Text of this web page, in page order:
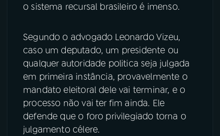
o sistema recursal brasileiro é imenso.
Segundo o advogado Leonardo Vizeu,
caso um deputado, um presidente ou
qualquer autoridade politica seja julgada
em primeira instância, provavelmente o
mandato eleitoral dele vai terminar, e o
processo não vai ter fim ainda. Ele
defende que o foro privilegiado torna o
julgamento célere.